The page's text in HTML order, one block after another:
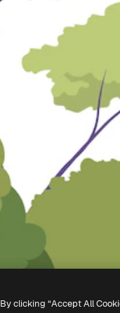
By clicking “Accept All